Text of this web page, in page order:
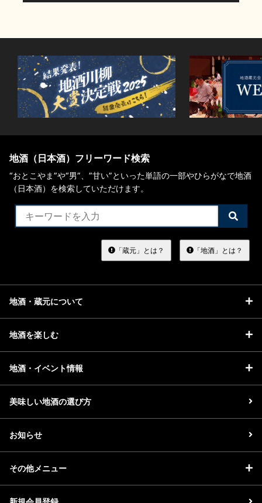
地酒（日本酒）フリーワード検索
“おとこやま”や“男”、”甘い”といった単語の一部やひらがなで地酒
（日本酒）を検索していただけます。
検
索
る
「蔵元」とは？ 「地酒」とは？
地酒・蔵元について
地酒を楽しむ
地酒・イベント情報
美味しい地酒の選び方
お知らせ
その他メニュー